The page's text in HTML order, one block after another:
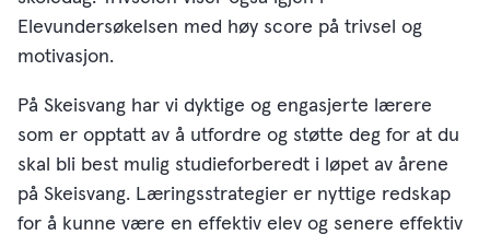
Elevundersøkelsen med høy score på trivsel og
motivasjon.
På Skeisvang har vi dyktige og engasjerte lærere
som er opptatt av å utfordre og støtte deg for at du
skal bli best mulig studieforberedt i løpet av årene
på Skeisvang. Læringsstrategier er nyttige redskap
for å kunne være en effektiv elev og senere effektiv